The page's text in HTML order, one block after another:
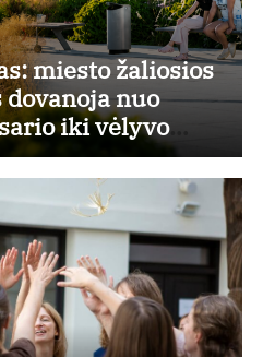
miesto žaliosios
nuo
iki vėlyvo